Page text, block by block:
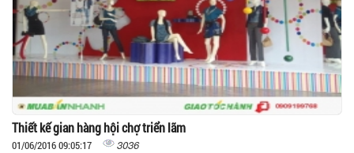
Thiết kế gian hàng hội chợ triển lãm
01/06/2016 09:05:17 3036